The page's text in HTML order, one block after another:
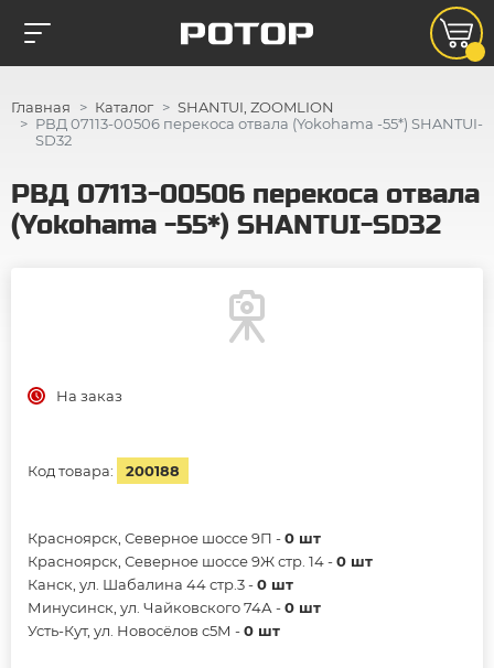
Главная Каталог
SHANTUI, ZOOMLION
РВД 07113-00506 перекоса отвала (Yokohama -55*) SHANTUI-
SD32
РВД 07113-00506 перекоса отвала
(Yokohama -55*) SHANTUI-SD32
На заказ
Код товара: 200188
Красноярск, Северное шоссе 9П -0 шт
Красноярск, Северное шоссе 9Ж стр. 14 -0 шт
Канск, ул. Шабалина 44 стр.3 -0 шт
Минусинск, ул. Чайковского 74А -0 шт
Усть-Кут, ул. Новосёлов с5М -0 шт